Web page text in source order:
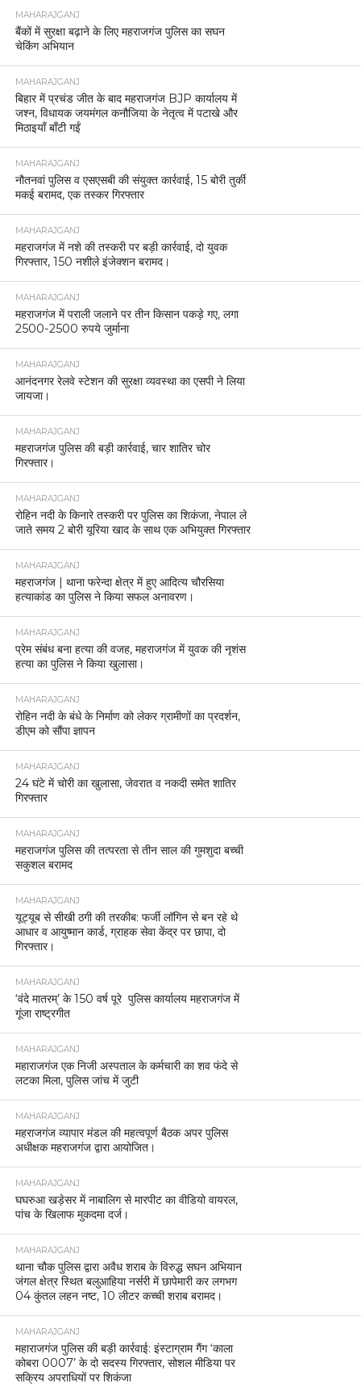
MAHARAJGANJ
बैंकों में सुरक्षा बढ़ाने के लिए महराजगंज पुलिस का सघन
चेकिंग अभियान
MAHARAJGANJ
बिहार में प्रचंड जीत के बाद महराजगंज BJP कार्यालय में
जश्न, विधायक जयमंगल कनौजिया के नेतृत्व में पटाखे और
मिठाइयाँ बाँटी गईं
MAHARAJGANJ
नौतनवां पुलिस व एसएसबी की संयुक्त कार्रवाई, 15 बोरी तुर्की
मकई बरामद, एक तस्कर गिरफ्तार
MAHARAJGANJ
महराजगंज में नशे की तस्करी पर बड़ी कार्रवाई, दो युवक
गिरफ्तार, 150 नशीले इंजेक्शन बरामद।
MAHARAJGANJ
महराजगंज में पराली जलाने पर तीन किसान पकड़े गए, लगा
2500-2500 रुपये जुर्माना
MAHARAJGANJ
आनंदनगर रेलवे स्टेशन की सुरक्षा व्यवस्था का एसपी ने लिया
जायजा।
MAHARAJGANJ
महराजगंज पुलिस की बड़ी कार्रवाई, चार शातिर चोर
गिरफ्तार।
MAHARAJGANJ
रोहिन नदी के किनारे तस्करी पर पुलिस का शिकंजा, नेपाल ले
जाते समय 2 बोरी यूरिया खाद के साथ एक अभियुक्त गिरफ्तार
MAHARAJGANJ
महराजगंज | थाना फरेन्दा क्षेत्र में हुए आदित्य चौरसिया
हत्याकांड का पुलिस ने किया सफल अनावरण।
MAHARAJGANJ
प्रेम संबंध बना हत्या की वजह, महराजगंज में युवक की नृशंस
हत्या का पुलिस ने किया खुलासा।
MAHARAJGANJ
रोहिन नदी के बंधे के निर्माण को लेकर ग्रामीणों का प्रदर्शन,
डीएम को सौंपा ज्ञापन
MAHARAJGANJ
24 घंटे में चोरी का खुलासा, जेवरात व नकदी समेत शातिर
गिरफ्तार
MAHARAJGANJ
महराजगंज पुलिस की तत्परता से तीन साल की गुमशुदा बच्ची
सकुशल बरामद
MAHARAJGANJ
यूट्यूब से सीखी ठगी की तरकीब: फर्जी लॉगिन से बन रहे थे
आधार व आयुष्मान कार्ड, ग्राहक सेवा केंद्र पर छापा, दो
गिरफ्तार।
MAHARAJGANJ
‘वंदे मातरम्’ के 150 वर्ष पूरे पुलिस कार्यालय महराजगंज में
गूंजा राष्ट्रगीत
MAHARAJGANJ
महाराजगंज एक निजी अस्पताल के कर्मचारी का शव फंदे से
लटका मिला, पुलिस जांच में जुटी
MAHARAJGANJ
महराजगंज व्यापार मंडल की महत्वपूर्ण बैठक अपर पुलिस
अधीक्षक महराजगंज द्वारा आयोजित।
MAHARAJGANJ
घघरुआ खड़ेसर में नाबालिग से मारपीट का वीडियो वायरल,
पांच के खिलाफ मुकदमा दर्ज।
MAHARAJGANJ
थाना चौक पुलिस द्वारा अवैध शराब के विरुद्ध सघन अभियान
जंगल क्षेत्र स्थित बलुआहिया नर्सरी में छापेमारी कर लगभग
04 कुंतल लहन नष्ट, 10 लीटर कच्ची शराब बरामद।
MAHARAJGANJ
महाराजगंज पुलिस की बड़ी कार्रवाई: इंस्टाग्राम गैंग ‘काला
कोबरा 0007’ के दो सदस्य गिरफ्तार, सोशल मीडिया पर
सक्रिय अपराधियों पर शिकंजा